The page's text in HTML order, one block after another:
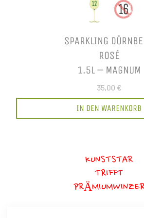
SPARKLING
ROSÉ
1.5L – MAGNUM
35,00 €
IN DEN WARENKORB
KUNSTSTAR
TRIFFT